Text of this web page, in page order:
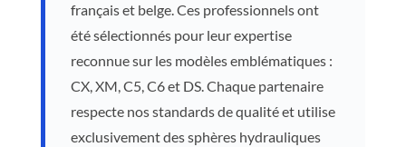
français et belge. Ces professionnels ont
été sélectionnés pour leur expertise
reconnue sur les modèles emblématiques :
CX, XM, C5, C6 et DS. Chaque partenaire
respecte nos standards de qualité et utilise
exclusivement des sphères hydrauliques